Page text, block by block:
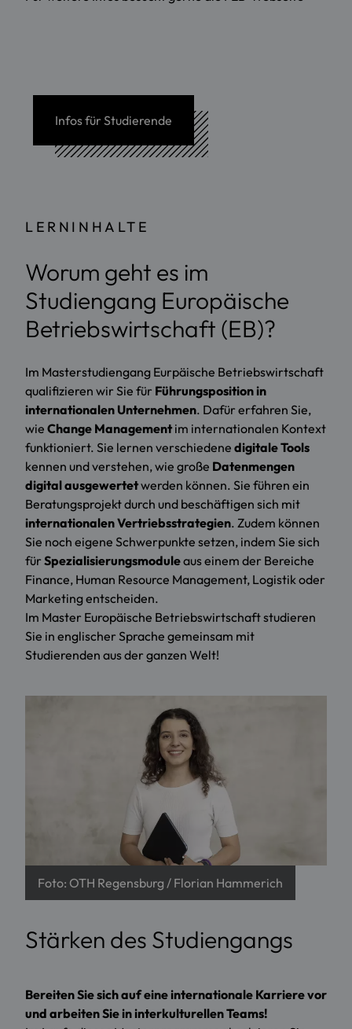
Infos für Studierende
LERNINHALTE
Worum geht es im
Studiengang Europäische
Betriebswirtschaft (EB)?
Im Masterstudiengang Eurpäische Betriebswirtschaft
qualifizieren wir Sie für Führungsposition in
internationalen Unternehmen. Dafür erfahren Sie,
wie Change Managementim internationalen Kontext
funktioniert. Sie lernen verschiedene digitale Tools
kennen und verstehen, wie große Datenmengen
digital ausgewertetwerden können. Sie führen ein
Beratungsprojekt durch und beschäftigen sich mit
internationalen Vertriebsstrategien. Zudem können
Sie noch eigene Schwerpunkte setzen, indem Sie sich
für Spezialisierungsmoduleaus einem der Bereiche
Finance, Human Resource Management, Logistik oder
Marketing entscheiden.
Im Master Europäische Betriebswirtschaft studieren
Sie in englischer Sprache gemeinsam mit
Studierenden aus der ganzen Welt!
Foto: OTH Regensburg / Florian Hammerich
Stärken des Studiengangs
Bereiten Sie sich auf eine internationale Karriere vor
und arbeiten Sie in interkulturellen Teams!